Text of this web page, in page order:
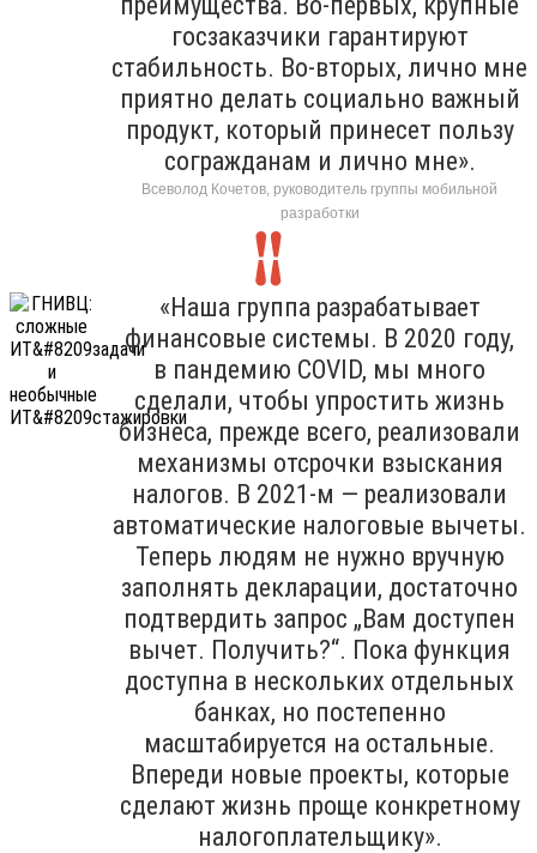
госзаказчики гарантируют
стабильность. Во-вторых, лично мне
приятно делать социально важный
продукт, который принесет пользу
согражданам и лично мне».
Всеволод Кочетов, руководитель группы мобильной
разработки
«Наша группа разрабатывает
финансовые системы. В 2020 году,
в пандемию COVID, мы много
сделали, чтобы упростить жизнь
бизнеса, прежде всего, реализовали
механизмы отсрочки взыскания
налогов. В 2021-м — реализовали
автоматические налоговые вычеты.
Теперь людям не нужно вручную
заполнять декларации, достаточно
подтвердить запрос „Вам доступен
вычет. Получить?“. Пока функция
доступна в нескольких отдельных
банках, но постепенно
масштабируется на остальные.
Впереди новые проекты, которые
сделают жизнь проще конкретному
налогоплательщику».